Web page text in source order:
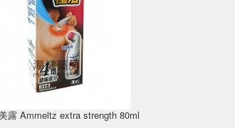
露 Ammeltz extra strength 80ml